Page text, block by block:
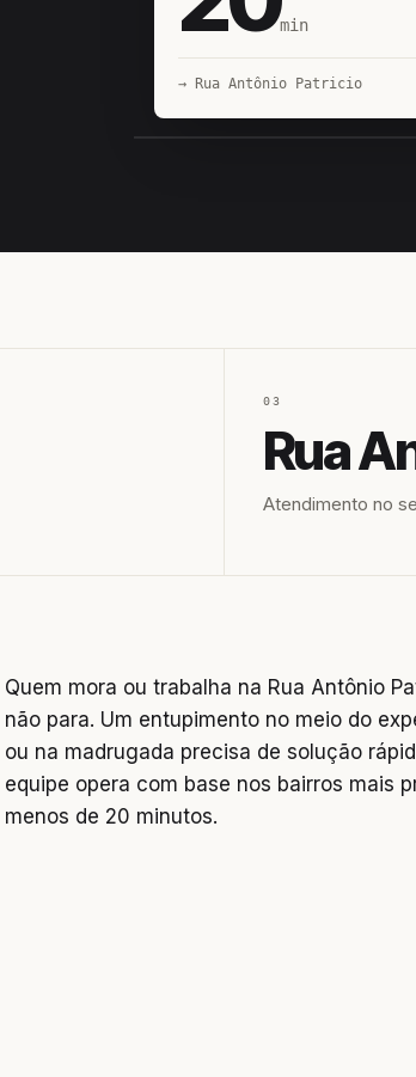
min
→ Rua Antônio Patricio
03
Atendimento no
Quem mora ou trabalha na Rua Antônio
não para. Um entupimento no meio do
ou na madrugada precisa de solução
equipe opera com base nos bairros mais
menos de 20 minutos.